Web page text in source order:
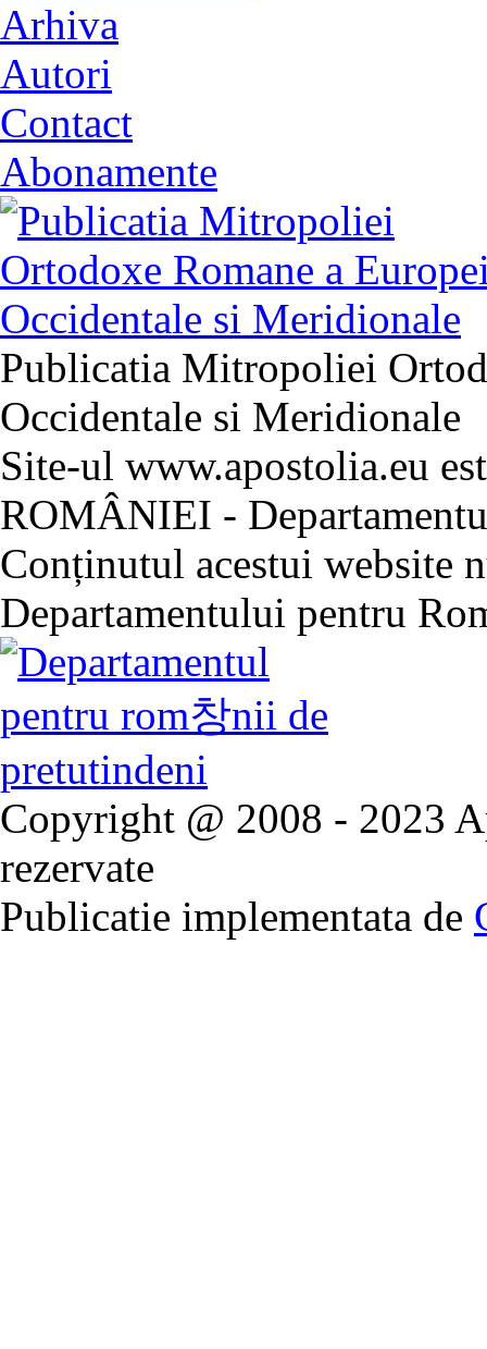
Arhiva
Autori
Contact
Abonamente
Publicatia Mitropoliei
Occidentale si Meridionale
Site-ul www.apostolia.eu
ROMÂNIEI -
Conținutul acestui website
Departamentului pentru
Copyright @ 2008 - 2023
rezervate
Publicatie implementata de